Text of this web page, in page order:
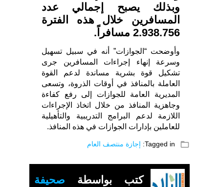
وبذلك يصبح إجمالي عدد
المسافرين خلال هذه الفترة
2.938.756 مسافراً.
وأوضحت “الجوازات” أنه في سبيل تسهيل
وسرعة إنهاء إجراءات المسافرين جرى
تشكيل قوة بشرية مساندة لدعم القوة
العاملة بالمنافذ في أوقات الذروة، وتسعى
المديرية العامة للجوازات إلى رفع كفاءة
وجاهزية المنافذ من خلال اتخاذ الإجراءات
اللازمة لدعم البرامج التدريبية والتأهيلية
للعاملين بإدارات الجوازات في هذه المنافذ.
folder_open
Tagged in: إجازة منتصف العام
كتب بواسطة صحيفة